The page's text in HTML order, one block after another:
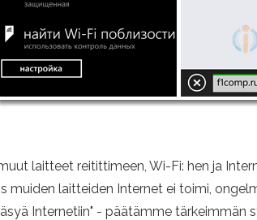
laitteet reitittimeen, Wi-Fi: hen ja
laitteiden Internet ei toimi,
Internetiin" - päätämme